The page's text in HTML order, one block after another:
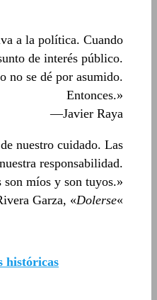
a la política. Cuando
de interés público.
no se dé por asumido.
Entonces.»
—Javier Raya
nuestro cuidado. Las
responsabilidad.
son míos y son tuyos.»
Garza, «Dolerse«
históricas